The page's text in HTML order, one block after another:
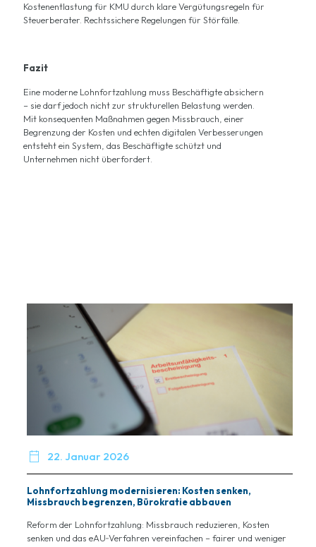
Kostenentlastung für KMU durch klare Vergütungsregeln für
Steuerberater. Rechtssichere Regelungen für Störfälle.
Fazit
Eine moderne Lohnfortzahlung muss Beschäftigte absichern
– sie darf jedoch nicht zur strukturellen Belastung werden.
Mit konsequenten Maßnahmen gegen Missbrauch, einer
Begrenzung der Kosten und echten digitalen Verbesserungen
entsteht ein System, das Beschäftigte schützt und
Unternehmen nicht überfordert.
 22. Januar 2026
Lohnfortzahlung modernisieren: Kosten senken,
Missbrauch begrenzen, Bürokratie abbauen
Reform der Lohnfortzahlung: Missbrauch reduzieren, Kosten
senken und das eAU‑Verfahren vereinfachen – fairer und weniger